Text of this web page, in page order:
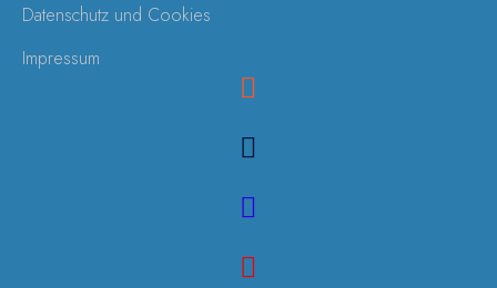
Datenschutz und Cookies
Impressum